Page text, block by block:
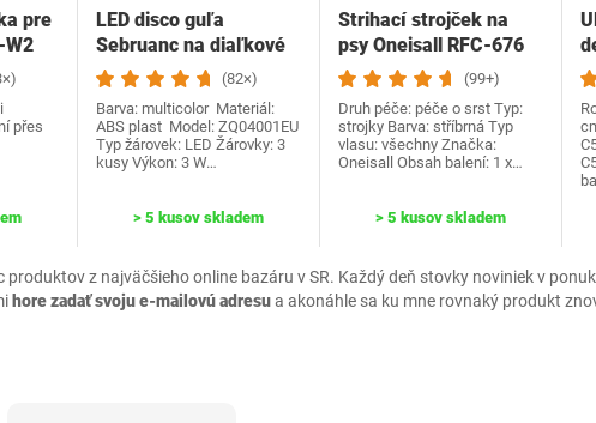
produktov z najväčšieho online bazáru v SR. Každý deň stovky noviniek v
hore zadať svoju e-mailovú adresua akonáhle sa ku mne rovnaký produkt
pre
přes
LED disco guľa
Sebruanc na diaľkové
ovládanie
(82×)
Barva: multicolor Materiál:
ABS plast Model: ‎ZQ04001EU
Typ žárovek: LED Žárovky: 3
kusy Výkon: 3 W…
> 5 kusov skladem
Strihací strojček na
psy Oneisall RFC-676
(99+)
Druh péče: péče o srst Typ:
strojky Barva: stříbrná Typ
vlasu: všechny Značka:
Oneisall Obsah balení: 1 x…
> 5 kusov skladem